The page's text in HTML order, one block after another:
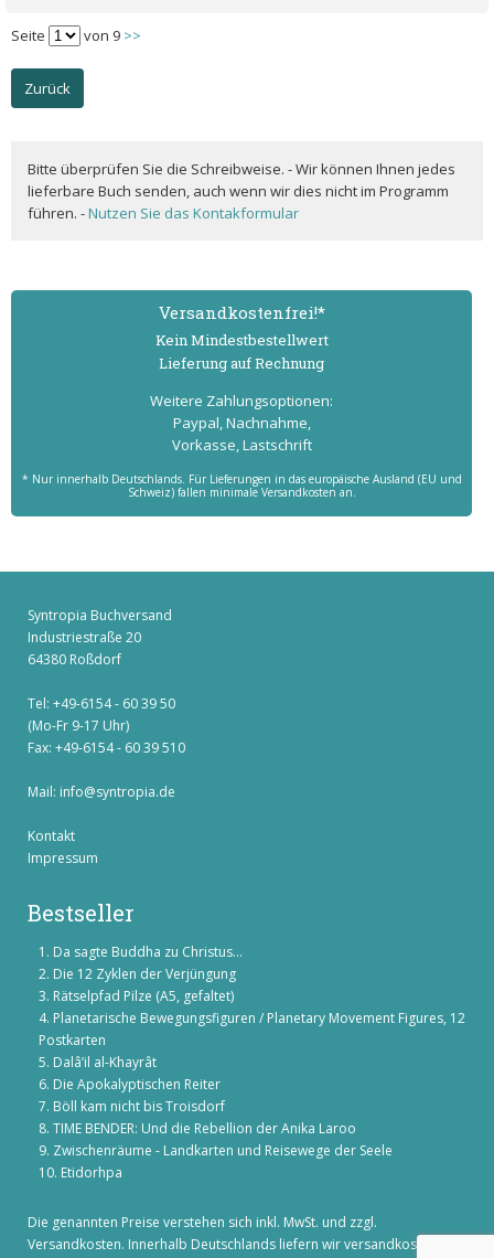
Seite von 9 >>
Zurück
Bitte überprüfen Sie die Schreibweise. - Wir können Ihnen jedes
lieferbare Buch senden, auch wenn wir dies nicht im Programm
führen. -Nutzen Sie das Kontakformular
Versand­kostenfrei!*
Kein Mindest­bestell­wert
Lieferung auf Rechnung
Weitere Zahlungs­optionen:
Paypal, Nachnahme,
Vorkasse, Lastschrift
* Nur innerhalb Deutschlands. Für Lieferungen in das europäische Ausland (EU und
Schweiz) fallen minimale Versandkosten an.
Syntropia Buchversand
Industriestraße 20
64380 Roßdorf
Tel: +49-6154 - 60 39 50
(Mo-Fr 9-17 Uhr)
Fax: +49-6154 - 60 39 510
Mail: info@syntropia.de
Kontakt
Impressum
Bestseller
Da sagte Buddha zu Christus...
Die 12 Zyklen der Verjüngung
Rätselpfad Pilze (A5, gefaltet)
Planetarische Bewegungsfiguren / Planetary Movement Figures, 12
Postkarten
Dalâ’il al-Khayrât
Die Apokalyptischen Reiter
Böll kam nicht bis Troisdorf
TIME BENDER: Und die Rebellion der Anika Laroo
Zwischenräume - Landkarten und Reisewege der Seele
Etidorhpa
Die genannten Preise verstehen sich inkl. MwSt. und zzgl.
Versandkosten. Innerhalb Deutschlands liefern wir versandkostenfrei!